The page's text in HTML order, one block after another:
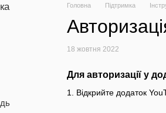
Головна Підтримка
18 жовтня 2022
Для авторизації у
1. Відкрийте додаток